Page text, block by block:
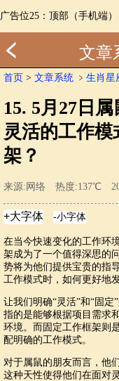
广告位25：顶部（手机端）
文章
首页 > 文章系统 ﹥ 生肖星
15. 5月27日
灵活的工作
架？
来源:网络 热度:137℃
在当今快速变化的工作环
架成为了一个值得深思的
势将为他们提供宝贵的指
工作模式时，如何更好地
让我们明确“灵活”和“固
指的是能够根据项目需求
环境。而固定工作框架则
配明确的工作模式。
对于属鼠的朋友而言，他
这种天性使得他们在面对